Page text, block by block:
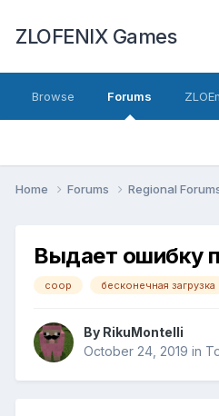
ZLOFENIX Games
Browse Forums
Home Forums Regional
Выдает ошибку
coop бесконечная загрузка
By RikuMontelli
October 24, 2019 in